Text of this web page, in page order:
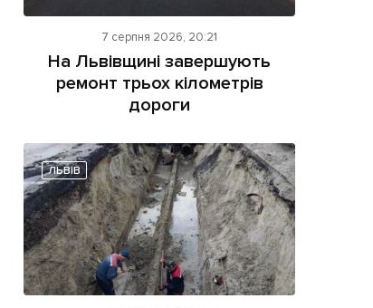
7 серпня 2026, 20:21
На Львівщині завершують
ремонт трьох кілометрів
дороги
ЛЬВІВ